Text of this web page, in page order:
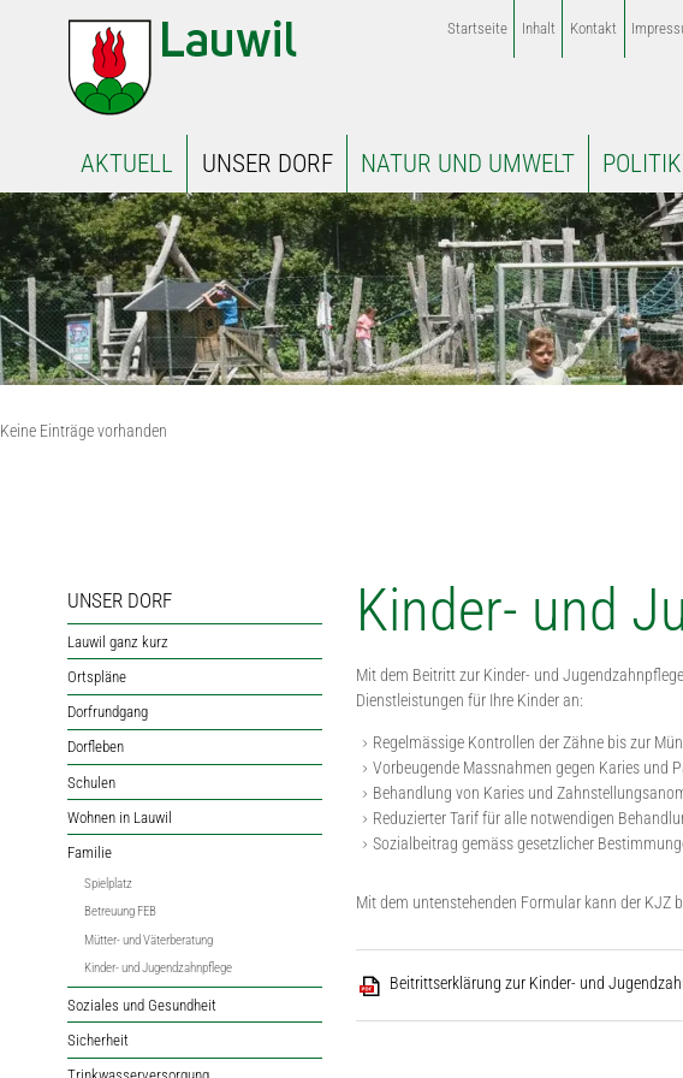
Startseite Inhalt Kontakt
AKTUELL UNSER DORF NATUR UND UMWELT
Keine Einträge vorhanden
UNSER DORF
Lauwil ganz kurz
Ortspläne
Dorfrundgang
Dorfleben
Schulen
Wohnen in Lauwil
Familie
Spielplatz
Betreuung FEB
Mütter- und Väterberatung
Kinder- und Jugendzahnpflege
Soziales und Gesundheit
Sicherheit
Kinder- und
Mit dem Beitritt zur Kinder- und
Dienstleistungen für Ihre Kinder an:
Regelmässige Kontrollen der Zähne bis zur
Vorbeugende Massnahmen gegen Karies und
Behandlung von Karies und
Reduzierter Tarif für alle notwendigen
Sozialbeitrag gemäss gesetzlicher
Mit dem untenstehenden Formular kann der KJZ
Beitrittserklärung zur Kinder- und